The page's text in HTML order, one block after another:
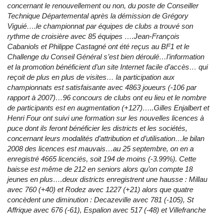
concernant le renouvellement ou non, du poste de Conseiller
Technique Départemental après la démission de Grégory
Viguié….le championnat par équipes de clubs a trouvé son
rythme de croisière avec 85 équipes ….Jean-François
Cabaniols et Philippe Castagné ont été reçus au BF1 et le
Challenge du Conseil Général s’est bien déroulé…l’information
et la promotion bénéficient d’un site Internet facile d’accès… qui
reçoit de plus en plus de visites… la participation aux
championnats est satisfaisante avec 4863 joueurs (-106 par
rapport à 2007)…96 concours de clubs ont eu lieu et le nombre
de participants est en augmentation (+127)…..Gilles Enjalbert et
Henri Four ont suivi une formation sur les nouvelles licences à
puce dont ils feront bénéficier les districts et les sociétés,
concernant leurs modalités d’attribution et d’utilisation…le bilan
2008 des licences est mauvais…au 25 septembre, on en a
enregistré 4665 licenciés, soit 194 de moins (-3.99%). Cette
baisse est même de 212 en seniors alors qu’on compte 18
jeunes en plus….deux districts enregistrent une hausse : Millau
avec 760 (+40) et Rodez avec 1227 (+21) alors que quatre
concèdent une diminution : Decazeville avec 781 (-105), St
Affrique avec 676 (-61), Espalion avec 517 (-48) et Villefranche